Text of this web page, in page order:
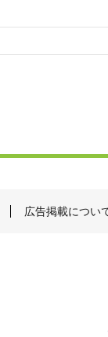
広告掲載につい